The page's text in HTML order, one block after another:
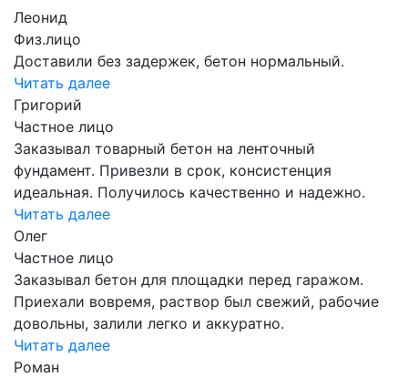
Леонид
Физ.лицо
Доставили без задержек, бетон нормальный.
Читать далее
Григорий
Частное лицо
Заказывал товарный бетон на ленточный
фундамент. Привезли в срок, консистенция
идеальная. Получилось качественно и надежно.
Читать далее
Олег
Частное лицо
Заказывал бетон для площадки перед гаражом.
Приехали вовремя, раствор был свежий, рабочие
довольны, залили легко и аккуратно.
Читать далее
Роман